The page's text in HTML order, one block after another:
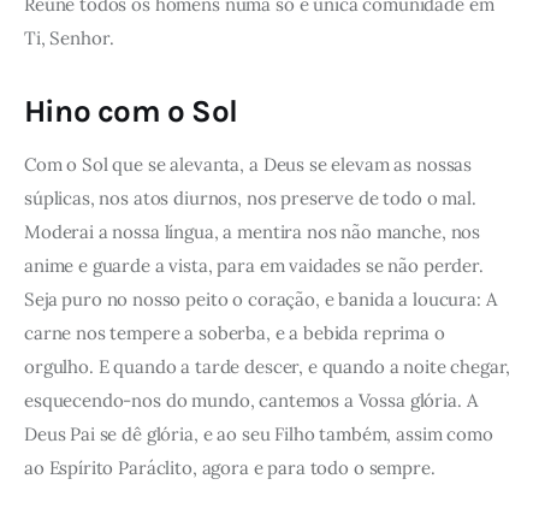
Reúne todos os homens numa só e única comunidade em
Ti, Senhor.
Hino com o Sol
Com o Sol que se alevanta, a Deus se elevam as nossas
súplicas, nos atos diurnos, nos preserve de todo o mal.
Moderai a nossa língua, a mentira nos não manche, nos
anime e guarde a vista, para em vaidades se não perder.
Seja puro no nosso peito o coração, e banida a loucura: A
carne nos tempere a soberba, e a bebida reprima o
orgulho. E quando a tarde descer, e quando a noite chegar,
esquecendo-nos do mundo, cantemos a Vossa glória. A
Deus Pai se dê glória, e ao seu Filho também, assim como
ao Espírito Paráclito, agora e para todo o sempre.